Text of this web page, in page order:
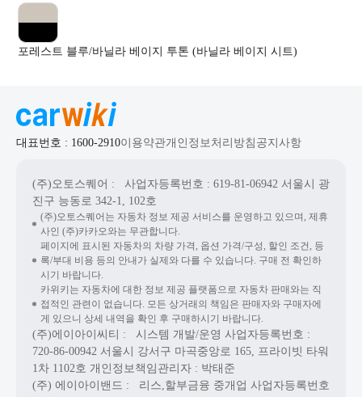
포레스트 블루/바닐라 베이지 투톤 (바닐라 베이지 시트)
대표번호 : 1600-2910이용약관개인정보처리방침 공지사항
(주)오토스퀘어 : 사업자등록번호 : 619-81-06942 서울시 광
진구 능동로 342-1, 102호
(주)오토스퀘어는 자동차 정보 제공 서비스를 운영하고 있으며, 제휴
사인 (주)카카오와는 무관합니다.
페이지에 표시된 자동차의 차량 가격, 옵션 가격/구성, 할인 조건, 등
록/부대 비용 등의 안내가 실제와 다를 수 있습니다. 구매 전 확인하
시기 바랍니다.
카위키는 자동차에 대한 정보 제공 플랫폼으로 자동차 판매와는 직
접적인 관련이 없습니다. 모든 상거래의 책임은 판매자와 구매자에
게 있으니 상세 내역을 확인 후 구매하시기 바랍니다.
(주)에이아이씨티 : 시스템 개발/운영 사업자등록번호 :
720-86-00942 서울시 강서구 마곡중앙로 165, 프라이빗 타워
1차 1102호 개인정보책임관리자 : 박태준
(주) 에이아이밴드 : 리스,할부금융 중개업 사업자등록번호